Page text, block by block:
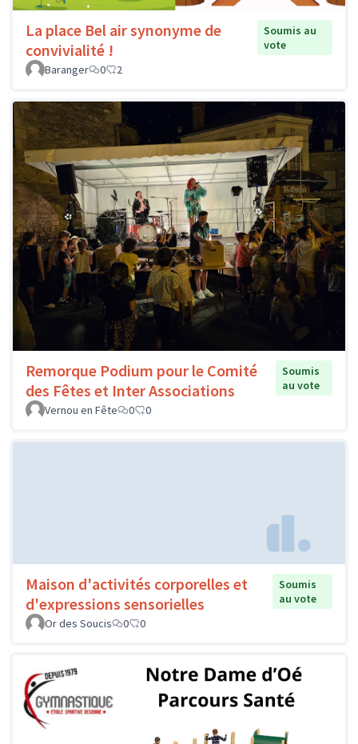
La place Bel air synonyme de
convivialité !
Soumis au
vote
Baranger
0 2
Remorque Podium pour le Comité
des Fêtes et Inter Associations
Soumis
au vote
Vernou en Fête
0 0
Maison d'activités corporelles et
d'expressions sensorielles
Soumis
au vote
Or des Soucis
0 0